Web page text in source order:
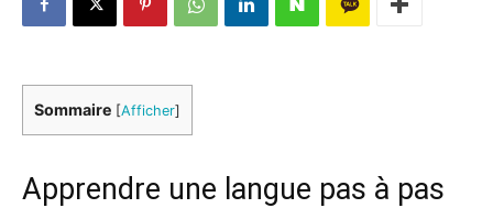
Sommaire [Afficher]
Apprendre une langue pas à pas